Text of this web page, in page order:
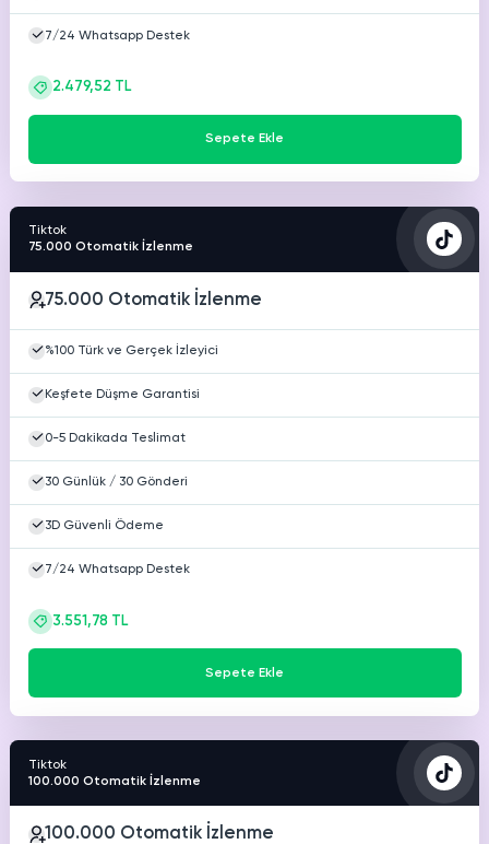
7/24 Whatsapp Destek
2.479,52 TL
Sepete Ekle
Tiktok
75.000 Otomatik İzlenme
75.000 Otomatik İzlenme
%100 Türk ve Gerçek İzleyici
Keşfete Düşme Garantisi
0-5 Dakikada Teslimat
30 Günlük / 30 Gönderi
3D Güvenli Ödeme
7/24 Whatsapp Destek
3.551,78 TL
Sepete Ekle
Tiktok
100.000 Otomatik İzlenme
100.000 Otomatik İzlenme